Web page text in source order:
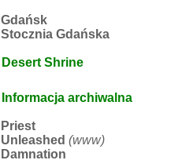
Gdańsk
Stocznia Gdańska
Desert Shrine
Informacja archiwalna
Priest
Unleashed (www)
Damnation